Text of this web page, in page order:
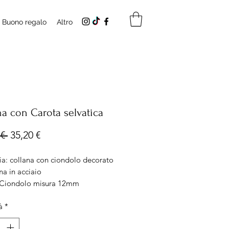
Buono regalo Altro
con Carota selvatica
€ Prezzo
35,20 €Prezzo
collana con ciondolo decorato
in acciaio
misura 12mm
Acciaio anallergico e senza
*